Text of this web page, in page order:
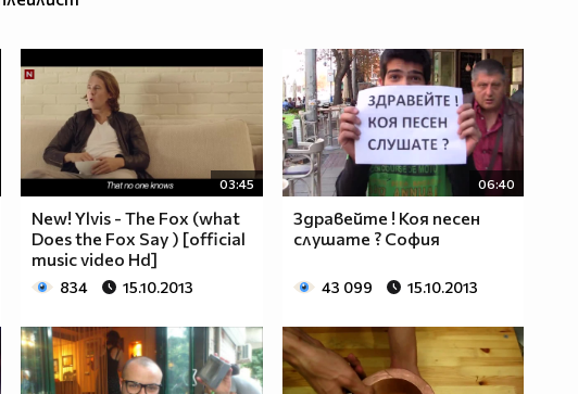
03:45
New! Ylvis - The Fox (what
Does the Fox Say ) [official
music video Hd]
834 15.10.2013
06:40
Здравейте ! Коя песен
слушате ? София
43 099 15.10.2013